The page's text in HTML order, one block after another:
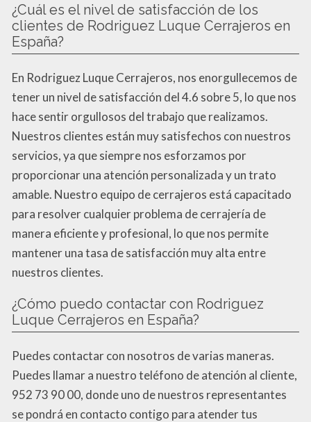
¿Cuál es el nivel de satisfacción de los
clientes de Rodriguez Luque Cerrajeros en
España?
En Rodriguez Luque Cerrajeros, nos enorgullecemos de
tener un nivel de satisfacción del 4.6 sobre 5, lo que nos
hace sentir orgullosos del trabajo que realizamos.
Nuestros clientes están muy satisfechos con nuestros
servicios, ya que siempre nos esforzamos por
proporcionar una atención personalizada y un trato
amable. Nuestro equipo de cerrajeros está capacitado
para resolver cualquier problema de cerrajería de
manera eficiente y profesional, lo que nos permite
mantener una tasa de satisfacción muy alta entre
nuestros clientes.
¿Cómo puedo contactar con Rodriguez
Luque Cerrajeros en España?
Puedes contactar con nosotros de varias maneras.
Puedes llamar a nuestro teléfono de atención al cliente,
952 73 90 00, donde uno de nuestros representantes
se pondrá en contacto contigo para atender tus